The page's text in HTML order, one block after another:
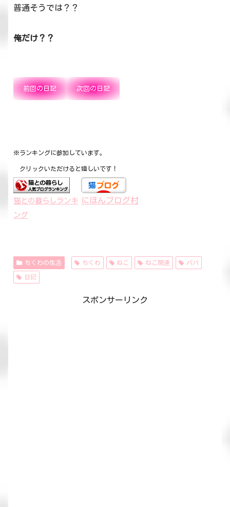
普通そうでは？？
俺だけ？？
前回の日記 次回の日記
※ランキングに参加しています。
クリックいただけると嬉しいです！
猫との暮らしランキ
ング
にほんブログ村
ちくわの生活 ちくわ ねこ ねこ関連 パパ
日記
スポンサーリンク